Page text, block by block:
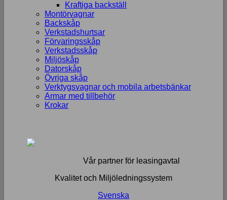
Kraftiga backställ
Montörvagnar
Backskåp
Verkstadshurtsar
Förvaringsskåp
Verkstadsskåp
Miljöskåp
Datorskåp
Övriga skåp
Verktygsvagnar och mobila arbetsbänkar
Armar med tillbehör
Krokar
Vår partner för leasingavtal
Kvalitet och Miljöledningssystem
Svenska